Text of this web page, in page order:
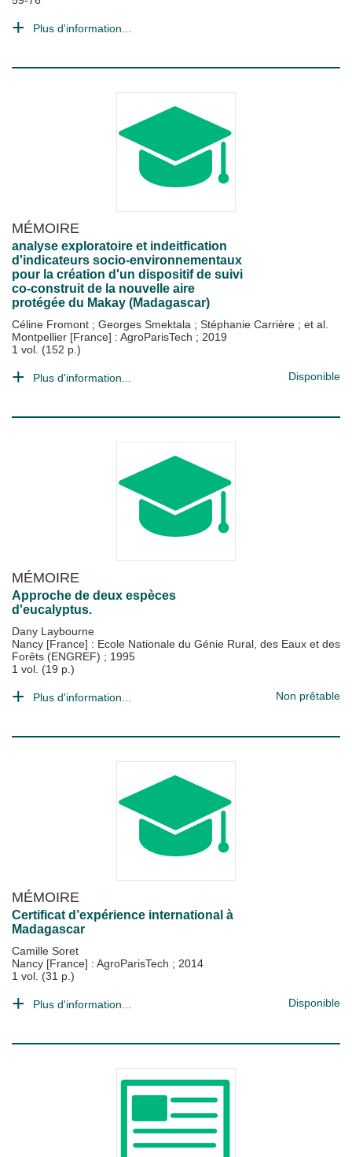
Plus d'information...
MÉMOIRE
analyse exploratoire et indeitfication
d'indicateurs socio-environnementaux
pour la création d'un dispositif de suivi
co-construit de la nouvelle aire
protégée du Makay (Madagascar)
Céline Fromont ; Georges Smektala ; Stéphanie Carrière ; et al.
Montpellier [France] : AgroParisTech ; 2019
1 vol. (152 p.)
Plus d'information... Disponible
MÉMOIRE
Approche de deux espèces
d'eucalyptus.
Dany Laybourne
Nancy [France] : Ecole Nationale du Génie Rural, des Eaux et des
Forêts (ENGREF) ; 1995
1 vol. (19 p.)
Plus d'information... Non prêtable
MÉMOIRE
Certificat d’expérience international à
Madagascar
Camille Soret
Nancy [France] : AgroParisTech ; 2014
1 vol. (31 p.)
Plus d'information... Disponible